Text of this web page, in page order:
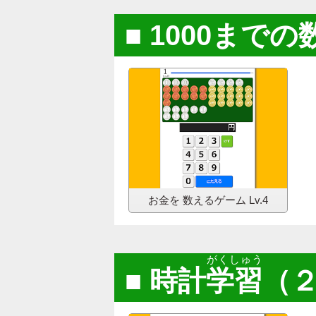
1000までの
お金を 数えるゲーム Lv.4
時計学習
がくしゅう
（